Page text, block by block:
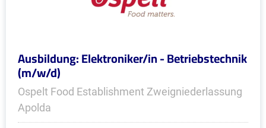
Ausbildung: Elektroniker/in - Betriebstechnik
(m/w/d)
Ospelt Food Establishment Zweigniederlassung
Apolda